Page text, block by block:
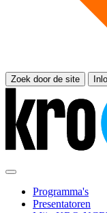
Zoek door de site
Programma's
Presentatoren